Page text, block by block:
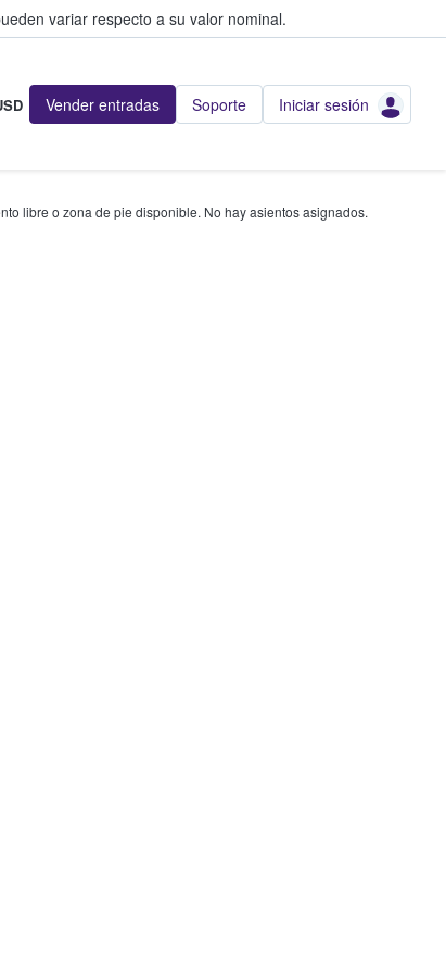
variar respecto a su valor nominal.
Vender entradas Soporte Iniciar sesión
libre o zona de pie disponible. No hay asientos asignados.